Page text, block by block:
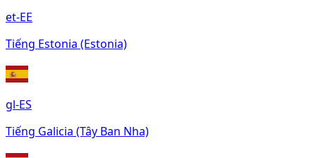
et-EE
Tiếng Estonia (Estonia)
gl-ES
Tiếng Galicia (Tây Ban Nha)